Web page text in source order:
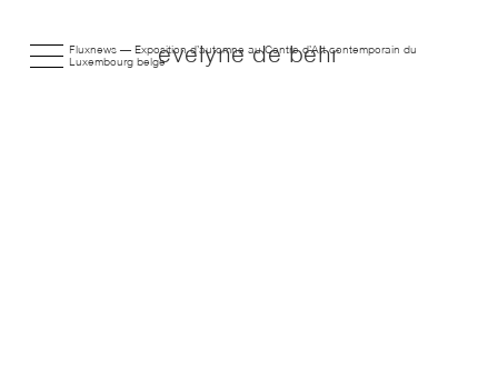
evelyne de behr
Fluxnews — Exposition d’automne au Centre d’Art contemporain du
Luxembourg belge